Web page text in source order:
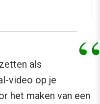
als
video op je
het maken van een